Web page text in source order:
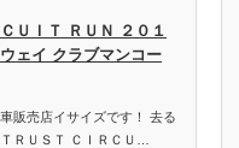
ＵＩＴ ＲＵＮ ２０１
ェイ クラブマンコー
販売店イサイズです！ 去る
ＲＵＳＴ ＣＩＲＣＵ…